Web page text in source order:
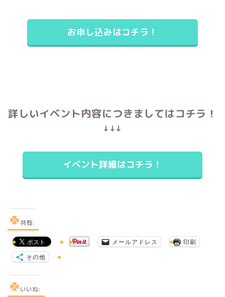
お申し込みはコチラ！
詳しいイベント内容につきましてはコチラ！
↓↓↓
イベント詳細はコチラ！
共有:
メールアドレス
印刷
その他
いいね: